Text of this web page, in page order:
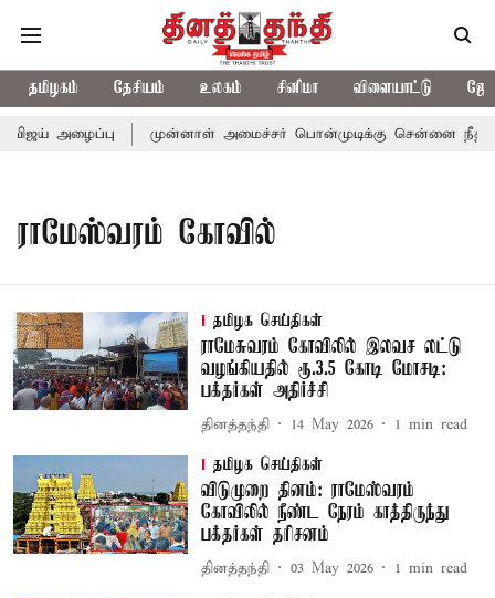
தமிழகம் தேசியம் உலகம் சினிமா விளையாட்டு
அழைப்பு முன்னாள் அமைச்சர் பொன்முடிக்கு சென்னை
ராமேஸ்வரம் கோவில்
தமிழக செய்திகள்
ராமேசுவரம் கோவிலில் இலவச லட்டு
வழங்கியதில் ரூ.3.5 கோடி மோசடி:
பக்தர்கள் அதிர்ச்சி
தினத்தந்தி 14 May 2026 1 min read
தமிழக செய்திகள்
விடுமுறை தினம்: ராமேஸ்வரம்
கோவிலில் நீண்ட நேரம் காத்திருந்து
பக்தர்கள் தரிசனம்
தினத்தந்தி 03 May 2026 1 min read